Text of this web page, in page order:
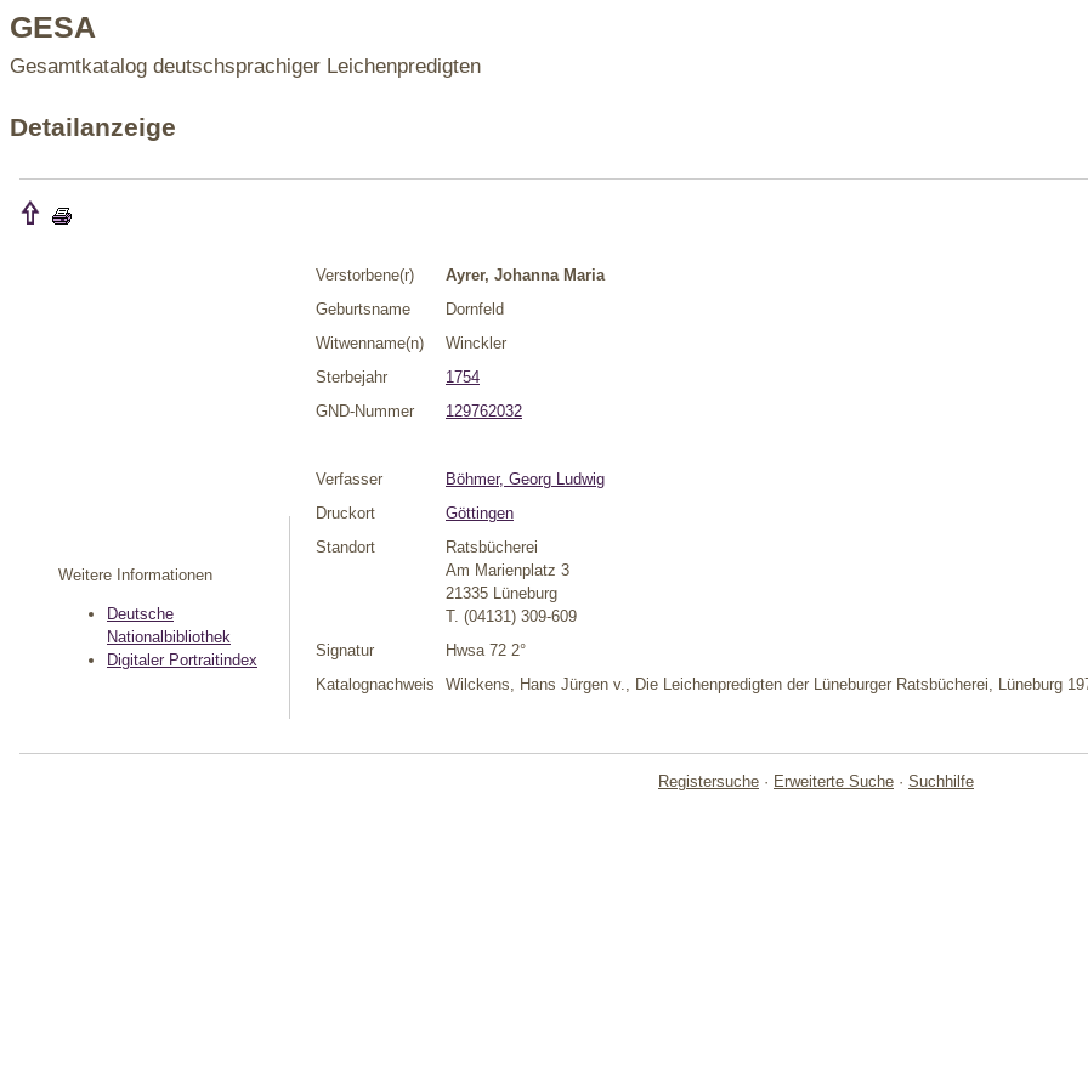
GESA
Gesamtkatalog deutschsprachiger Leichenpredigten
Detailanzeige
Weitere Informationen
Deutsche
Nationalbibliothek
Digitaler Portraitindex
Verstorbene(r)
Ayrer, Johanna Maria
Geburtsname
Dornfeld
Witwenname(n)
Winckler
Sterbejahr
1754
GND-Nummer
129762032
Verfasser
Böhmer, Georg Ludwig
Druckort
Göttingen
Standort
Ratsbücherei
Am Marienplatz 3
21335 Lüneburg
T. (04131) 309-609
Signatur
Hwsa 72 2°
Katalognachweis
Wilckens, Hans Jürgen v., Die Leichenpredigten der Lüneburger Ratsbücherei, Lüneburg
Registersuche · Erweiterte Suche · Suchhilfe